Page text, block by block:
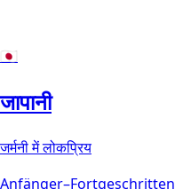
🇯🇵
जापानी
जर्मनी में लोकप्रिय
Anfänger–Fortgeschritten